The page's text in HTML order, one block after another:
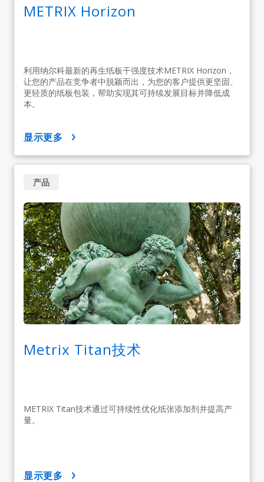
METRIX Horizon
利用纳尔科最新的再生纸板干强度技术METRIX Horizon，
让您的产品在竞争者中脱颖而出，为您的客户提供更坚固、
更轻质的纸板包装，帮助实现其可持续发展目标并降低成
本。
显示更多
Metrix Titan技术
METRIX Titan技术通过可持续性优化纸张添加剂并提高产
量。
产品
显示更多